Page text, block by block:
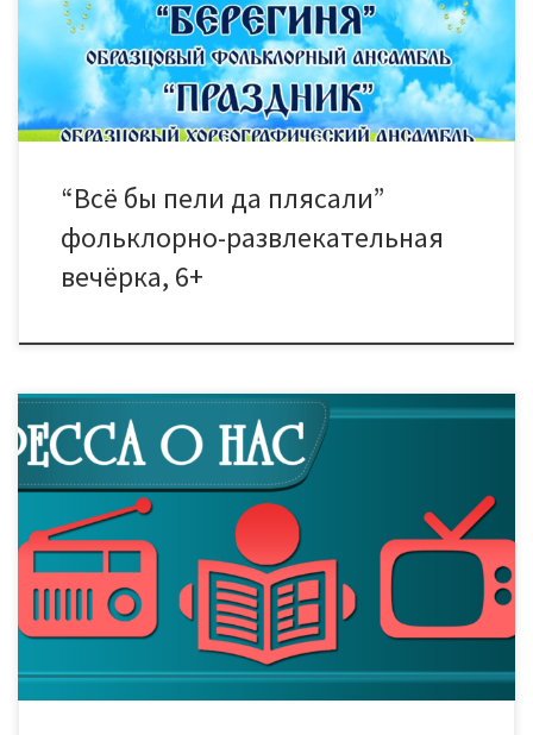
чтобы весело и с пользой провести время, не только
отдохнуть, но и получить заряд бодрости, энергии и
положительных эмоций. На […]
“Всё бы пели да плясали”
фольклорно-развлекательная
вечёрка, 6+
«Какое у войны лицо?» – спрашивают участники театральной
студии «Кавардак — кому за…» тамбовского дома культуры
«Знамя труда». По книге Светланы Алексиевич молодые
актёры поставили спектакль-плач, спектакль-размышление,
спектакль-монолог. Дети XXI века стали голосами отвергнутых
обществом женщин, ковавших Победу наравне с мужчинами-
воинами. — Это очень сильная тема. Серьёзная. Страшная и